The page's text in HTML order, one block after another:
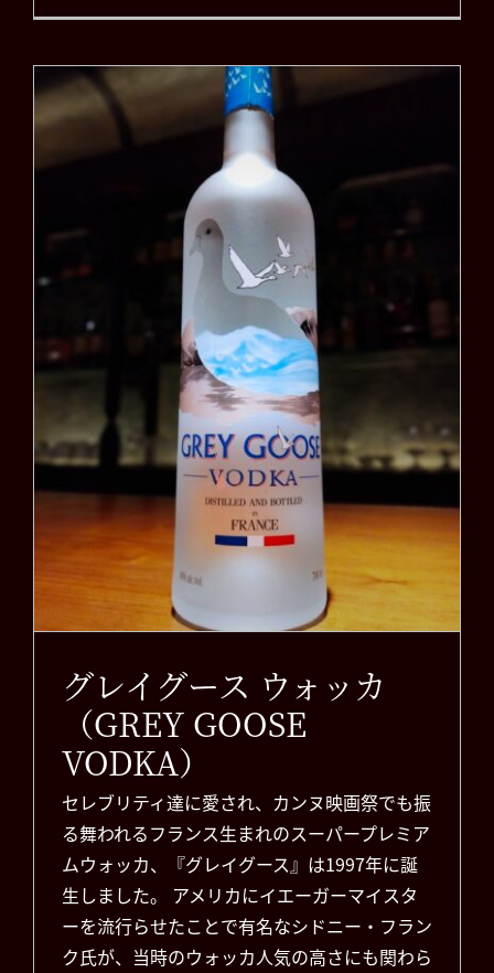
グレイグース ウォッカ
（GREY GOOSE
VODKA）
お知らせ
グレイグース ウォッカ
（GREY GOOSE
VODKA）
セレブリティ達に愛され、カンヌ映画祭でも振
る舞われるフランス生まれのスーパープレミア
ムウォッカ、『グレイグース』は1997年に誕
生しました。 アメリカにイエーガーマイスタ
ーを流行らせたことで有名なシドニー・フラン
ク氏が、当時のウォッカ人気の高さにも関わら